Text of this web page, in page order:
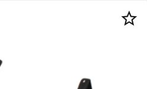
star_border